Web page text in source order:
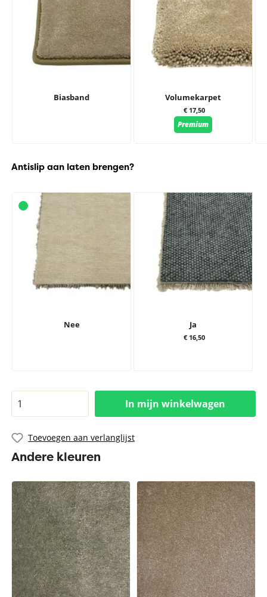
Biasband Volumekarpet
€ 17,50
Premium
Antislip aan laten brengen?
Nee Ja
€ 16,50
In mijn winkelwagen
Toevoegen aan verlanglijst
Andere kleuren